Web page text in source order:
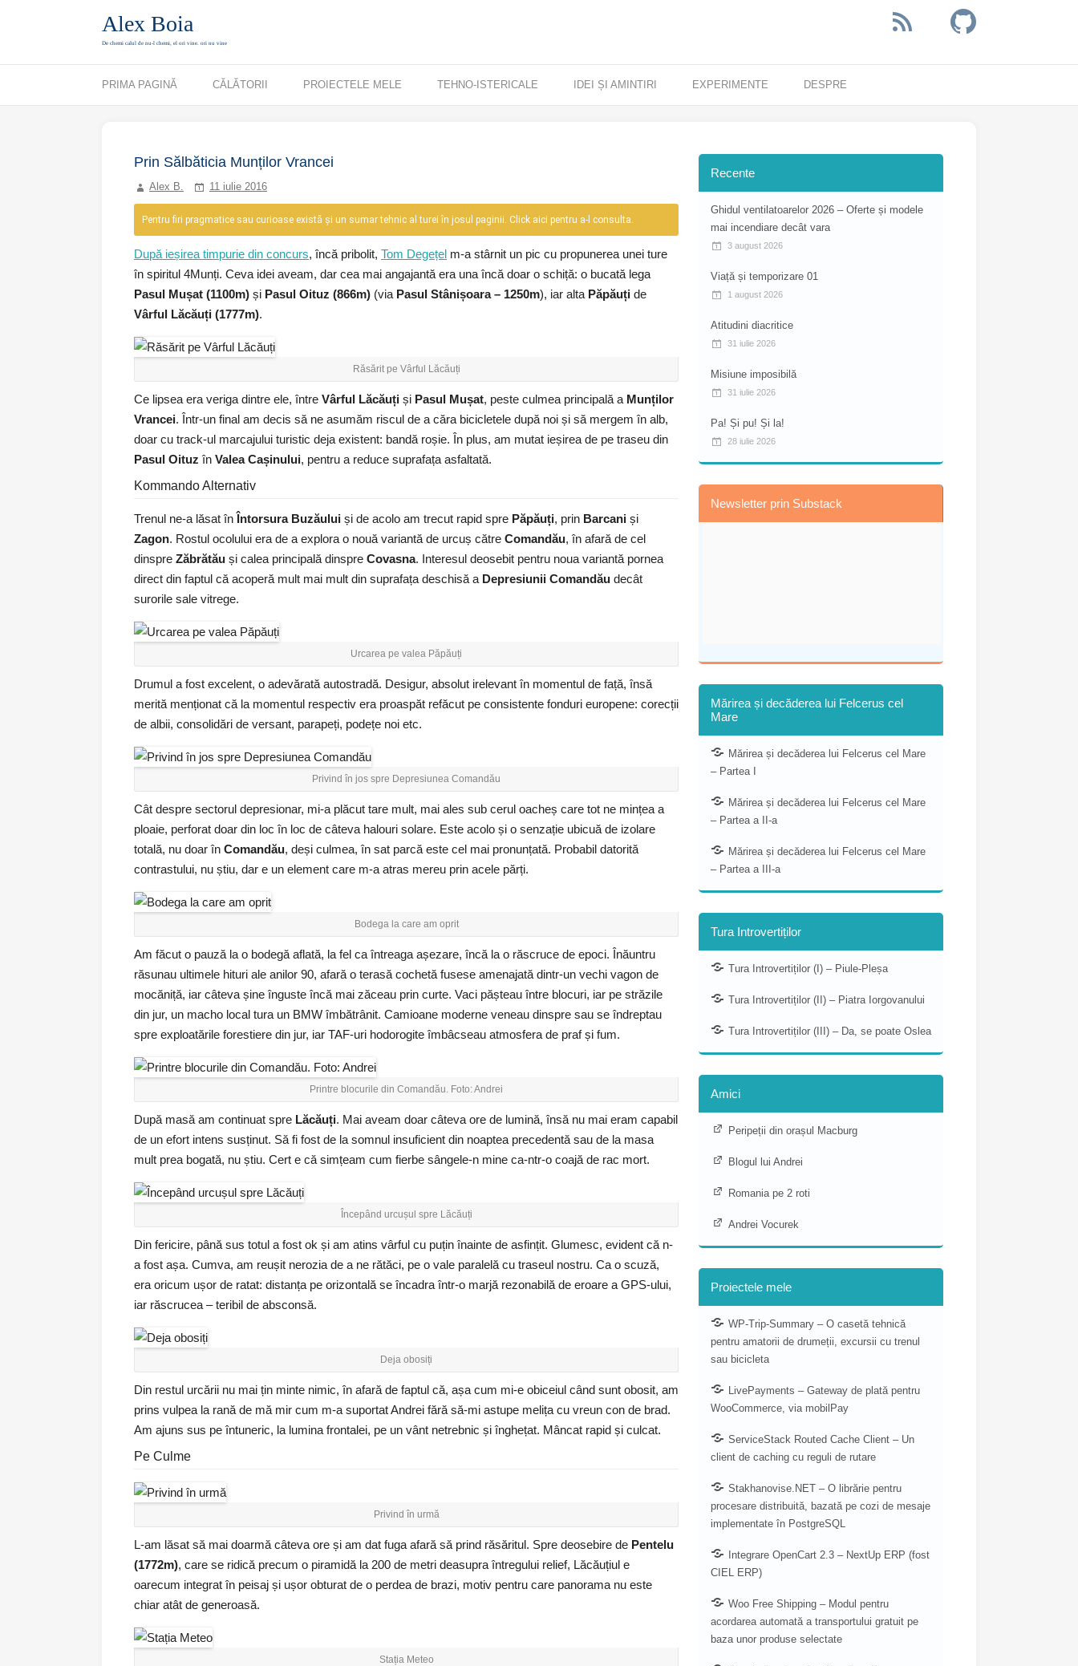
Alex Boia
De chemi calul de nu-l chemi, el ori vine. ori nu vine
PRIMA PAGINĂ CĂLĂTORII PROIECTELE MELE TEHNO-ISTERICALE IDEI ȘI AMINTIRI EXPERIMENTE DESPRE
Prin Sălbăticia Munților Vrancei
Alex B. 11 iulie 2016
Pentru firi pragmatice sau curioase există și un sumar tehnic al turei în josul paginii. Click aici pentru a-l consulta.
După ieșirea timpurie din concurs, încă pribolit, Tom Degețel m-a stârnit un pic cu propunerea unei ture
în spiritul 4Munți. Ceva idei aveam, dar cea mai angajantă era una încă doar o schiță: o bucată lega
Pasul Mușat (1100m) și Pasul Oituz (866m) (via Pasul Stânișoara – 1250m), iar alta Păpăuți de
Vârful Lăcăuți (1777m).
Răsărit pe Vârful Lăcăuți
Ce lipsea era veriga dintre ele, între Vârful Lăcăuți și Pasul Mușat, peste culmea principală a Munților
Vrancei. Într-un final am decis să ne asumăm riscul de a căra bicicletele după noi și să mergem în alb,
doar cu track-ul marcajului turistic deja existent: bandă roșie. În plus, am mutat ieșirea de pe traseu din
Pasul Oituz în Valea Cașinului, pentru a reduce suprafața asfaltată.
Kommando Alternativ
Trenul ne-a lăsat în Întorsura Buzăului și de acolo am trecut rapid spre Păpăuți, prin Barcani și
Zagon. Rostul ocolului era de a explora o nouă variantă de urcuș către Comandău, în afară de cel
dinspre Zăbrătău și calea principală dinspre Covasna. Interesul deosebit pentru noua variantă pornea
direct din faptul că acoperă mult mai mult din suprafața deschisă a Depresiunii Comandău decât
surorile sale vitrege.
Urcarea pe valea Păpăuți
Drumul a fost excelent, o adevărată autostradă. Desigur, absolut irelevant în momentul de față, însă
merită menționat că la momentul respectiv era proaspăt refăcut pe consistente fonduri europene: corecții
de albii, consolidări de versant, parapeți, podețe noi etc.
Privind în jos spre Depresiunea Comandău
Cât despre sectorul depresionar, mi-a plăcut tare mult, mai ales sub cerul oacheș care tot ne mințea a
ploaie, perforat doar din loc în loc de câteva halouri solare. Este acolo și o senzație ubicuă de izolare
totală, nu doar în Comandău, deși culmea, în sat parcă este cel mai pronunțată. Probabil datorită
contrastului, nu știu, dar e un element care m-a atras mereu prin acele părți.
Bodega la care am oprit
Am făcut o pauză la o bodegă aflată, la fel ca întreaga așezare, încă la o răscruce de epoci. Înăuntru
răsunau ultimele hituri ale anilor 90, afară o terasă cochetă fusese amenajată dintr-un vechi vagon de
mocăniță, iar câteva șine înguste încă mai zăceau prin curte. Vaci pășteau între blocuri, iar pe străzile
din jur, un macho local tura un BMW îmbătrânit. Camioane moderne veneau dinspre sau se îndreptau
spre exploatările forestiere din jur, iar TAF-uri hodorogite îmbâcseau atmosfera de praf și fum.
Printre blocurile din Comandău. Foto: Andrei
După masă am continuat spre Lăcăuți. Mai aveam doar câteva ore de lumină, însă nu mai eram capabil
de un efort intens susținut. Să fi fost de la somnul insuficient din noaptea precedentă sau de la masa
mult prea bogată, nu știu. Cert e că simțeam cum fierbe sângele-n mine ca-ntr-o coajă de rac mort.
Începând urcușul spre Lăcăuți
Din fericire, până sus totul a fost ok și am atins vârful cu puțin înainte de asfințit. Glumesc, evident că n-
a fost așa. Cumva, am reușit nerozia de a ne rătăci, pe o vale paralelă cu traseul nostru. Ca o scuză,
era oricum ușor de ratat: distanța pe orizontală se încadra într-o marjă rezonabilă de eroare a GPS-ului,
iar răscrucea – teribil de absconsă.
Deja obosiți
Din restul urcării nu mai țin minte nimic, în afară de faptul că, așa cum mi-e obiceiul când sunt obosit, am
prins vulpea la rană de mă mir cum m-a suportat Andrei fără să-mi astupe melița cu vreun con de brad.
Am ajuns sus pe întuneric, la lumina frontalei, pe un vânt netrebnic și înghețat. Mâncat rapid și culcat.
Pe Culme
Privind în urmă
L-am lăsat să mai doarmă câteva ore și am dat fuga afară să prind răsăritul. Spre deosebire de Pentelu
(1772m), care se ridică precum o piramidă la 200 de metri deasupra întregului relief, Lăcăuțiul e
oarecum integrat în peisaj și ușor obturat de o perdea de brazi, motiv pentru care panorama nu este
chiar atât de generoasă.
Stația Meteo
Recente
Ghidul ventilatoarelor 2026 – Oferte și modele
mai incendiare decât vara
3 august 2026
Viață și temporizare 01
1 august 2026
Atitudini diacritice
31 iulie 2026
Misiune imposibilă
31 iulie 2026
Pa! Și pu! Și la!
28 iulie 2026
Newsletter prin Substack
Mărirea și decăderea lui Felcerus cel
Mare
Mărirea și decăderea lui Felcerus cel Mare
– Partea I
Mărirea și decăderea lui Felcerus cel Mare
– Partea a II-a
Mărirea și decăderea lui Felcerus cel Mare
– Partea a III-a
Tura Introvertiților
Tura Introvertiților (I) – Piule-Pleșa
Tura Introvertiților (II) – Piatra Iorgovanului
Tura Introvertiților (III) – Da, se poate Oslea
Amici
Peripeții din orașul Macburg
Blogul lui Andrei
Romania pe 2 roti
Andrei Vocurek
Proiectele mele
WP-Trip-Summary – O casetă tehnică
pentru amatorii de drumeții, excursii cu trenul
sau bicicleta
LivePayments – Gateway de plată pentru
WooCommerce, via mobilPay
ServiceStack Routed Cache Client – Un
client de caching cu reguli de rutare
Stakhanovise.NET – O librărie pentru
procesare distribuită, bazată pe cozi de mesaje
implementate în PostgreSQL
Integrare OpenCart 2.3 – NextUp ERP (fost
CIEL ERP)
Woo Free Shipping – Modul pentru
acordarea automată a transportului gratuit pe
baza unor produse selectate